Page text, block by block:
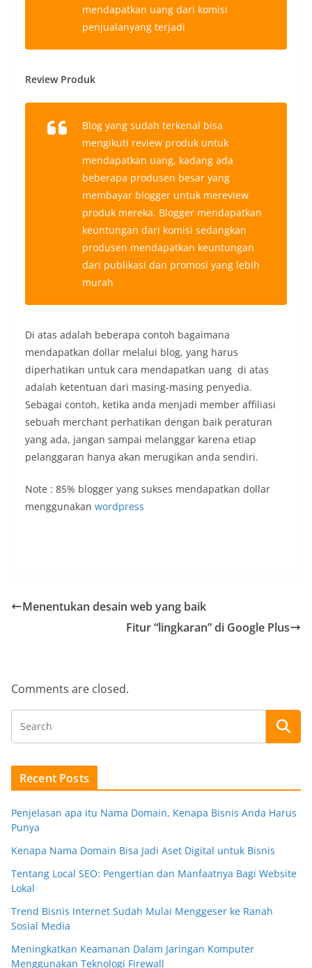
mendapatkan uang dari komisi
penjualanyang terjadi
Review Produk
Blog yang sudah terkenal bisa
mengikuti review produk untuk
mendapatkan uang, kadang ada
beberapa produsen besar yang
membayar blogger untuk mereview
produk mereka. Blogger mendapatkan
keuntungan dari komisi sedangkan
produsen mendapatkan keuntungan
dari publikasi dan promosi yang lebih
murah
Di atas adalah beberapa contoh bagaimana
mendapatkan dollar melalui blog, yang harus
diperhatikan untuk cara mendapatkan uang di atas
adalah ketentuan dari masing-masing penyedia.
Sebagai contoh, ketika anda menjadi member affiliasi
sebuah merchant perhatikan dengan baik peraturan
yang ada, jangan sampai melanggar karena etiap
pelanggaran hanya akan merugikan anda sendiri.
Note : 85% blogger yang sukses mendapatkan dollar
menggunakan wordpress
Menentukan desain web yang baik
Fitur “lingkaran” di Google Plus
Comments are closed.
Recent Posts
Penjelasan apa itu Nama Domain, Kenapa Bisnis Anda Harus
Punya
Kenapa Nama Domain Bisa Jadi Aset Digital untuk Bisnis
Tentang Local SEO: Pengertian dan Manfaatnya Bagi Website
Lokal
Trend Bisnis Internet Sudah Mulai Menggeser ke Ranah
Sosial Media
Meningkatkan Keamanan Dalam Jaringan Komputer
Menggunakan Teknologi Firewall